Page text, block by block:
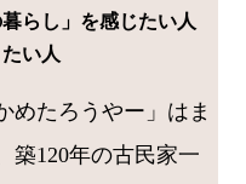
らし」を感じたい人
い人
めたろうやー」はま
築120年の古民家一